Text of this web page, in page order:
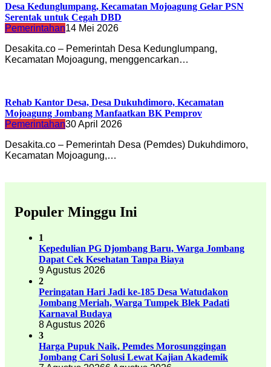
Desa Kedunglumpang, Kecamatan Mojoagung Gelar PSN
Serentak untuk Cegah DBD
Pemerintahan14 Mei 2026
Desakita.co – Pemerintah Desa Kedunglumpang,
Kecamatan Mojoagung, menggencarkan…
Rehab Kantor Desa, Desa Dukuhdimoro, Kecamatan
Mojoagung Jombang Manfaatkan BK Pemprov
Pemerintahan30 April 2026
Desakita.co – Pemerintah Desa (Pemdes) Dukuhdimoro,
Kecamatan Mojoagung,…
Populer Minggu Ini
1
Kepedulian PG Djombang Baru, Warga Jombang
Dapat Cek Kesehatan Tanpa Biaya
9 Agustus 2026
2
Peringatan Hari Jadi ke-185 Desa Watudakon
Jombang Meriah, Warga Tumpek Blek Padati
Karnaval Budaya
8 Agustus 2026
3
Harga Pupuk Naik, Pemdes Morosunggingan
Jombang Cari Solusi Lewat Kajian Akademik